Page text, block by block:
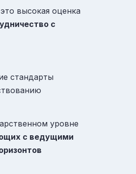
высокая оценка
с
стандарты
уровне
с ведущими